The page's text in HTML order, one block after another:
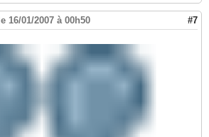
le 16/01/2007 à 00h50 #7